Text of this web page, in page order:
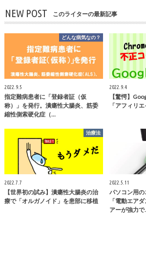
NEW POST このライターの最新記事
どんな病気なの？
2022.9.5
指定難病患者に「登録者証（仮
称）」を発行。潰瘍性大腸炎、筋委
縮性側索硬化症（…
2022.9.4
【驚愕】
「アフィリ
治療法
2022.7.7
【世界初の試み】潰瘍性大腸炎の治
療で「オルガノイド」を患部に移植
2022.5.11
パソコン用
「電動エア
アーが強力